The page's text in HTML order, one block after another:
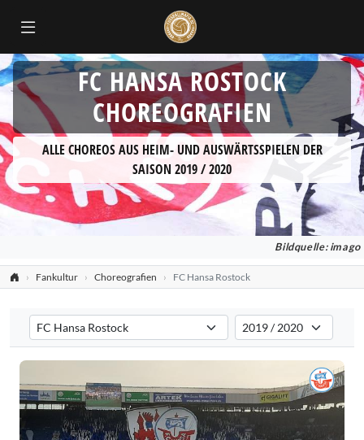
FC HANSA ROSTOCK
CHOREOGRAFIEN
ALLE CHOREOS AUS HEIM- UND AUSWÄRTSSPIELEN DER
SAISON 2019 / 2020
Bildquelle: imago
Fankultur Choreografien FC Hansa Rostock
Verein auswählen
Filtert die Choreografien nach dem ausgewählten Verein.
Saison auswählen
Filtert die Choreografien